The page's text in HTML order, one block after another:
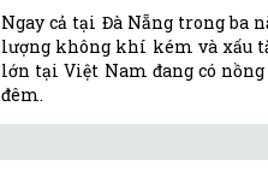
Ngay cả tại Đà Nẵng trong ba
lượng không khí kém và xấu
lớn tại Việt Nam đang có nồng
đêm.